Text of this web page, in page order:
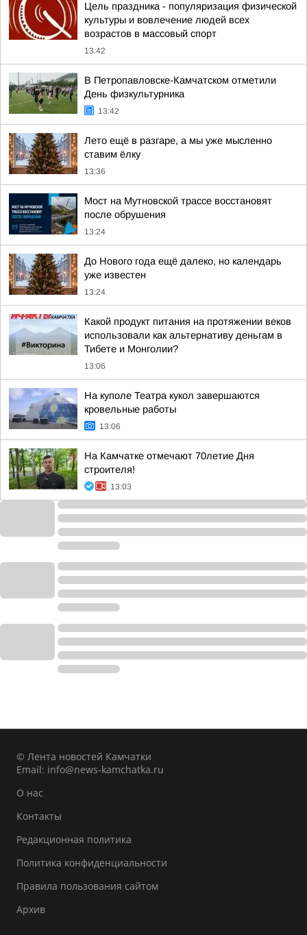
Цель праздника - популяризация физической
культуры и вовлечение людей всех
возрастов в массовый спорт
13:42
В Петропавловске-Камчатском отметили
День физкультурника
13:42
Лето ещё в разгаре, а мы уже мысленно
ставим ёлку
13:36
Мост на Мутновской трассе восстановят
после обрушения
13:24
До Нового года ещё далеко, но календарь
уже известен
13:24
Какой продукт питания на протяжении веков
использовали как альтернативу деньгам в
Тибете и Монголии?
13:06
На куполе Театра кукол завершаются
кровельные работы
13:06
На Камчатке отмечают 70летие Дня
строителя!
13:03
© Лента новостей Камчатки
Email: info@news-kamchatka.ru
О нас
Контакты
Редакционная политика
Политика конфиденциальности
Правила пользования сайтом
Архив